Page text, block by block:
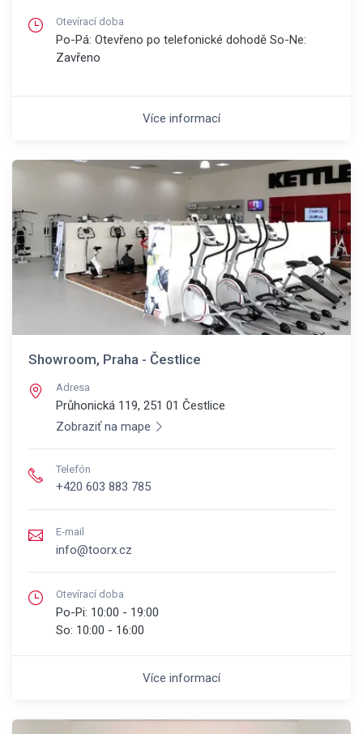
Otevírací doba
Po-Pá: Otevřeno po telefonické dohodě So-Ne:
Zavřeno
Více informací
Showroom, Praha - Čestlice
Adresa
Průhonická 119, 251 01 Čestlice
Zobraziť na mape
Telefón
+420 603 883 785
E-mail
info@toorx.cz
Otevírací doba
Po-Pi: 10:00 - 19:00
So: 10:00 - 16:00
Více informací